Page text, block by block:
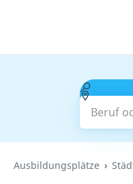
Beruf
Ausbildungsplätze